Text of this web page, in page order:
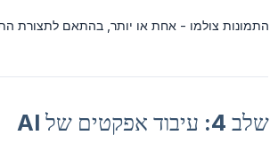
התמונות צולמו - אחת או יותר, בהתאם לתצורת
שלב 4: עיבוד אפקטים של AI